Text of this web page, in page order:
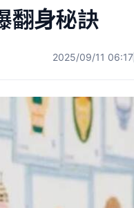
翻身秘訣
2025/09/11 06:17